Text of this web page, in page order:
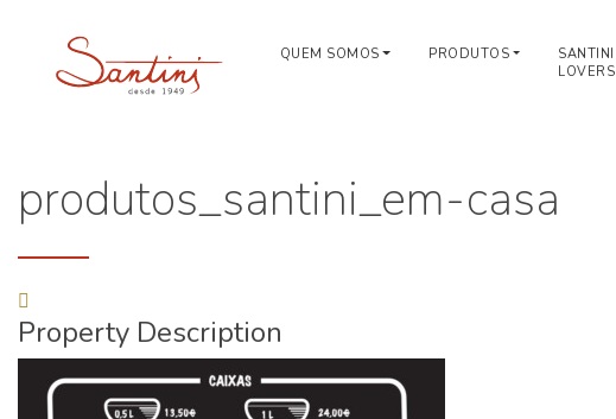
QUEM SOMOS PRODUTOS
SANTINI
LOVERS
produtos_santini_em-casa
Property Description